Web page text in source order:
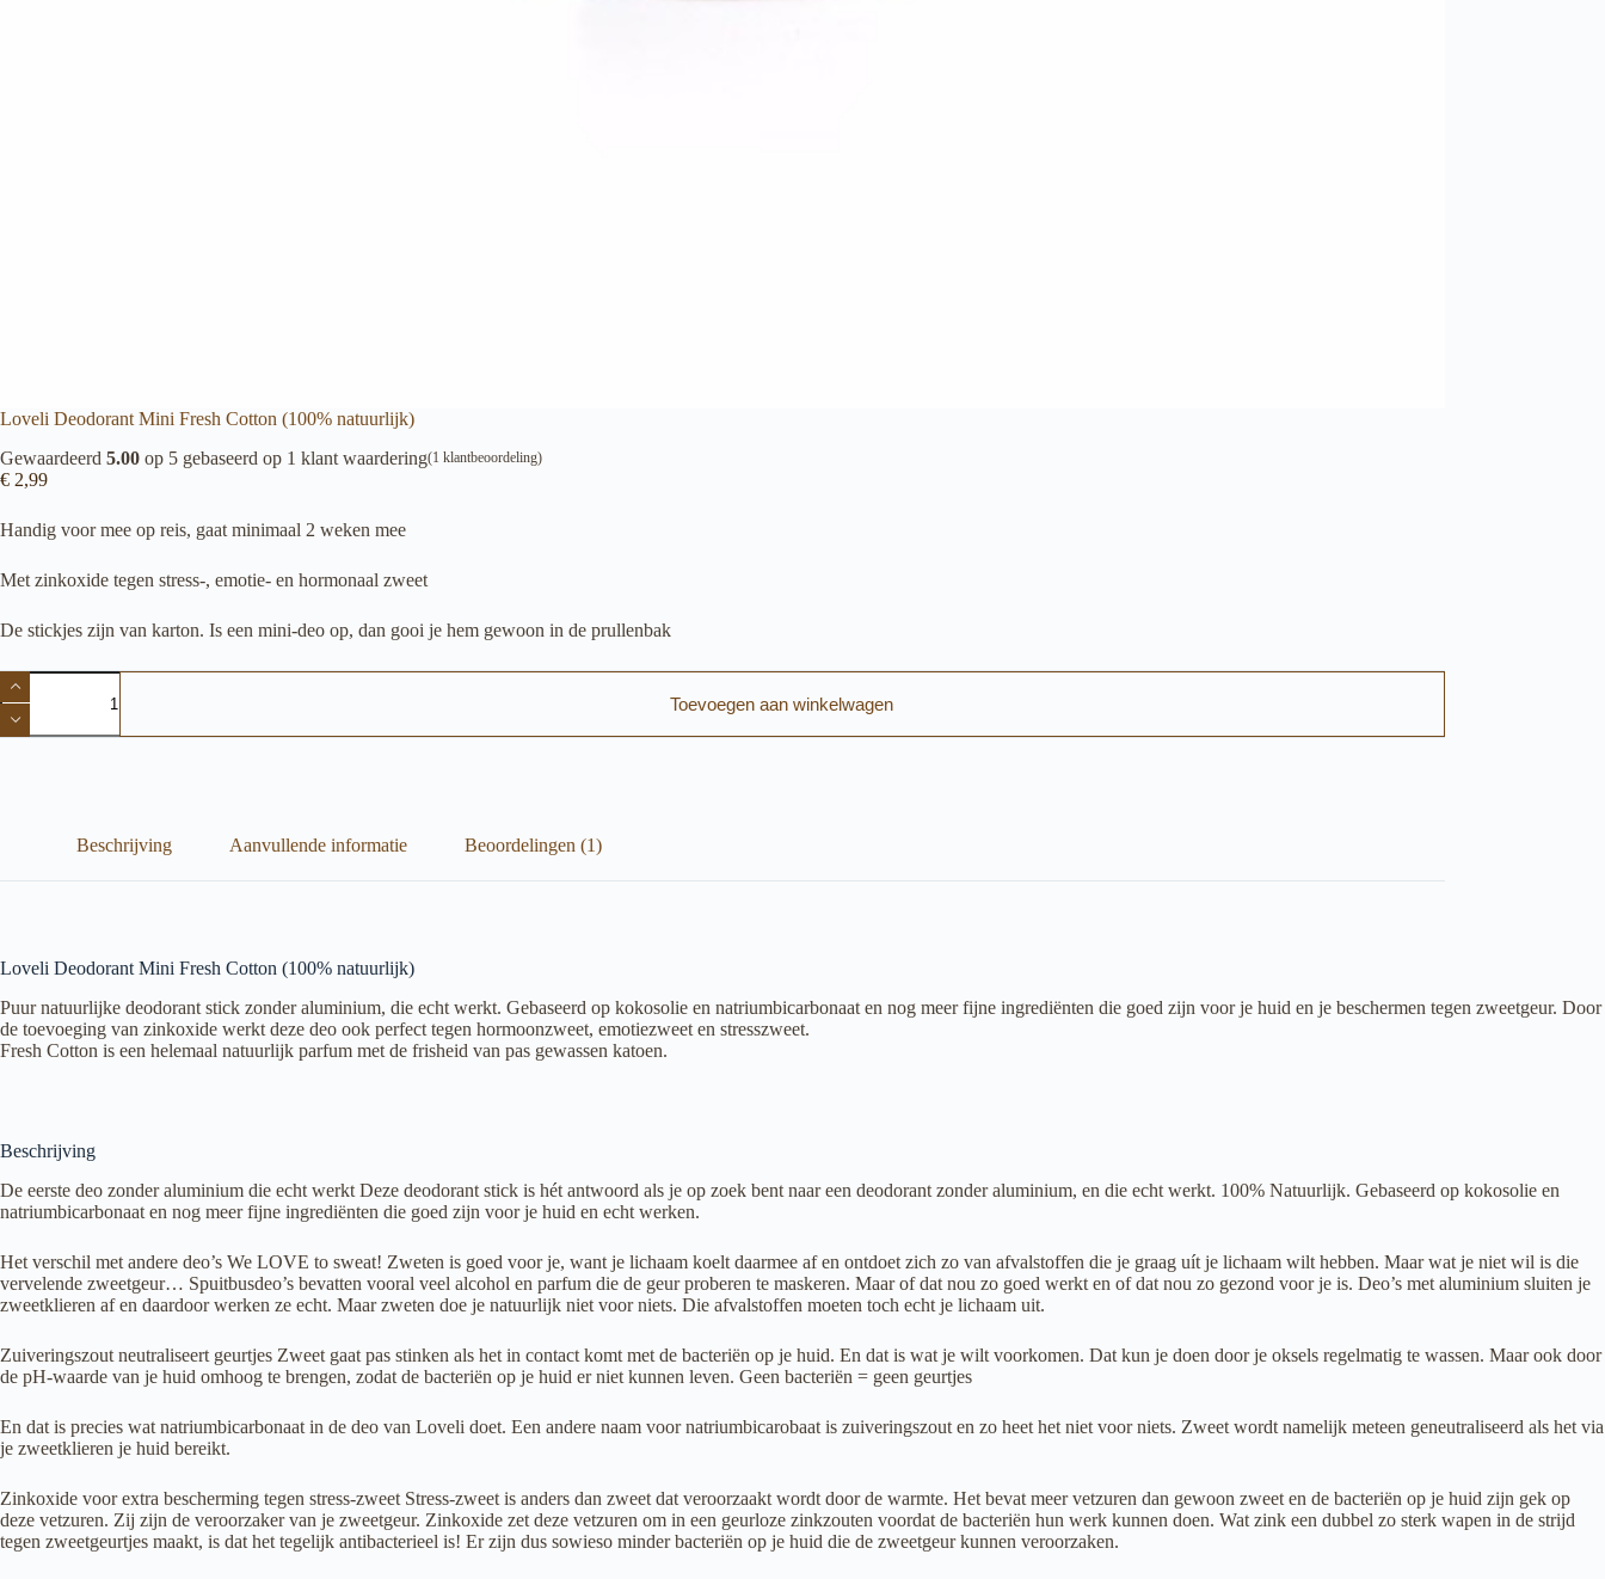
Loveli Deodorant Mini Fresh Cotton (100% natuurlijk)
Gewaardeerd 5.00 op 5 gebaseerd op 1 klant waardering(1 klantbeoordeling)
€ 2,99
Handig voor mee op reis, gaat minimaal 2 weken mee
Met zinkoxide tegen stress-, emotie- en hormonaal zweet
De stickjes zijn van karton. Is een mini-deo op, dan gooi je hem gewoon in de prullenbak
Loveli
Deodorant
Mini
Fresh
Toevoegen aan winkelwagen
Beschrijving Aanvullende informatie Beoordelingen (1)
Loveli Deodorant Mini Fresh Cotton (100% natuurlijk)
Puur natuurlijke deodorant stick zonder aluminium, die echt werkt. Gebaseerd op kokosolie en natriumbicarbonaat en nog meer fijne ingrediënten die goed zijn voor je huid en je beschermen tegen zweetgeur. Door
de toevoeging van zinkoxide werkt deze deo ook perfect tegen hormoonzweet, emotiezweet en stresszweet.
Fresh Cotton is een helemaal natuurlijk parfum met de frisheid van pas gewassen katoen.
Beschrijving
De eerste deo zonder aluminium die echt werkt Deze deodorant stick is hét antwoord als je op zoek bent naar een deodorant zonder aluminium, en die echt werkt. 100% Natuurlijk. Gebaseerd op kokosolie en
natriumbicarbonaat en nog meer fijne ingrediënten die goed zijn voor je huid en echt werken.
Het verschil met andere deo’s We LOVE to sweat! Zweten is goed voor je, want je lichaam koelt daarmee af en ontdoet zich zo van afvalstoffen die je graag uít je lichaam wilt hebben. Maar wat je niet wil is die
vervelende zweetgeur… Spuitbusdeo’s bevatten vooral veel alcohol en parfum die de geur proberen te maskeren. Maar of dat nou zo goed werkt en of dat nou zo gezond voor je is. Deo’s met aluminium sluiten je
zweetklieren af en daardoor werken ze echt. Maar zweten doe je natuurlijk niet voor niets. Die afvalstoffen moeten toch echt je lichaam uit.
Zuiveringszout neutraliseert geurtjes Zweet gaat pas stinken als het in contact komt met de bacteriën op je huid. En dat is wat je wilt voorkomen. Dat kun je doen door je oksels regelmatig te wassen. Maar ook door
de pH-waarde van je huid omhoog te brengen, zodat de bacteriën op je huid er niet kunnen leven. Geen bacteriën = geen geurtjes
En dat is precies wat natriumbicarbonaat in de deo van Loveli doet. Een andere naam voor natriumbicarobaat is zuiveringszout en zo heet het niet voor niets. Zweet wordt namelijk meteen geneutraliseerd als het via
je zweetklieren je huid bereikt.
Zinkoxide voor extra bescherming tegen stress-zweet Stress-zweet is anders dan zweet dat veroorzaakt wordt door de warmte. Het bevat meer vetzuren dan gewoon zweet en de bacteriën op je huid zijn gek op
deze vetzuren. Zij zijn de veroorzaker van je zweetgeur. Zinkoxide zet deze vetzuren om in een geurloze zinkzouten voordat de bacteriën hun werk kunnen doen. Wat zink een dubbel zo sterk wapen in de strijd
tegen zweetgeurtjes maakt, is dat het tegelijk antibacterieel is! Er zijn dus sowieso minder bacteriën op je huid die de zweetgeur kunnen veroorzaken.